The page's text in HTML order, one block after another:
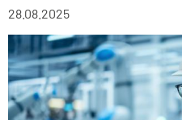
28.08.2025